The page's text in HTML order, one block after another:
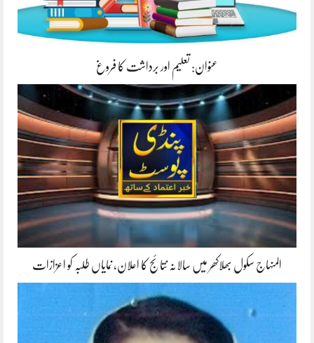
عنوان: تعلیم اور برداشت کا فروغ
المنہاج سکول بھلاکھر میں سالانہ نتائج کا اعلان، نمایاں طلبہ کو اعزازات